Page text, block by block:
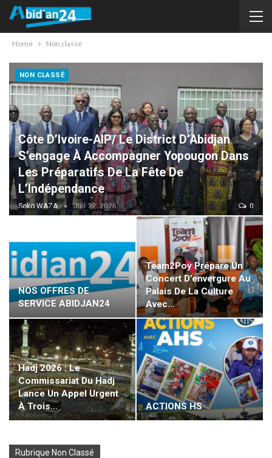
Home Non classé
NON CLASSÉ
Côte D’Ivoire-AIP/ Le District D’Abidjan
S’engage À Accompagner Yopougon Dans
Les Préparatifs De La Fête De
L’Indépendance
Soko WAZA Juil 22, 2026 0
NOS OFFRES DE
SERVICE ABIDJAN24
Team2Poy Prépare Un
Concert D’envergure Au
Palais De La Culture
Avec…
Hadj 2026 : Le
Commissariat Du Hadj
Lance Un Appel Urgent
À Trois…
ACTIONS HS
Rubrique Non Classé